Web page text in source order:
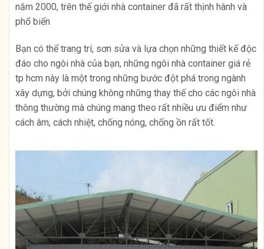
năm 2000, trên thế giới nhà container đã rất thịnh hành và
phổ biến
Bạn có thể trang trí, sơn sửa và lựa chọn những thiết kế độc
đáo cho ngôi nhà của bạn, những ngôi nhà container giá rẻ
tp hcm này là một trong những bước đột phá trong ngành
xây dựng, bởi chúng không những thay thế cho các ngôi nhà
thông thường mà chúng mang theo rất nhiều ưu điểm như
cách âm, cách nhiệt, chống nóng, chống ồn rất tốt.